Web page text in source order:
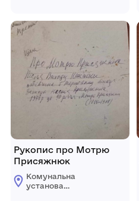
ім.Н.А.Присяжнюк"
Рукопис про Мотрю
Присяжнюк
Комунальна
установа